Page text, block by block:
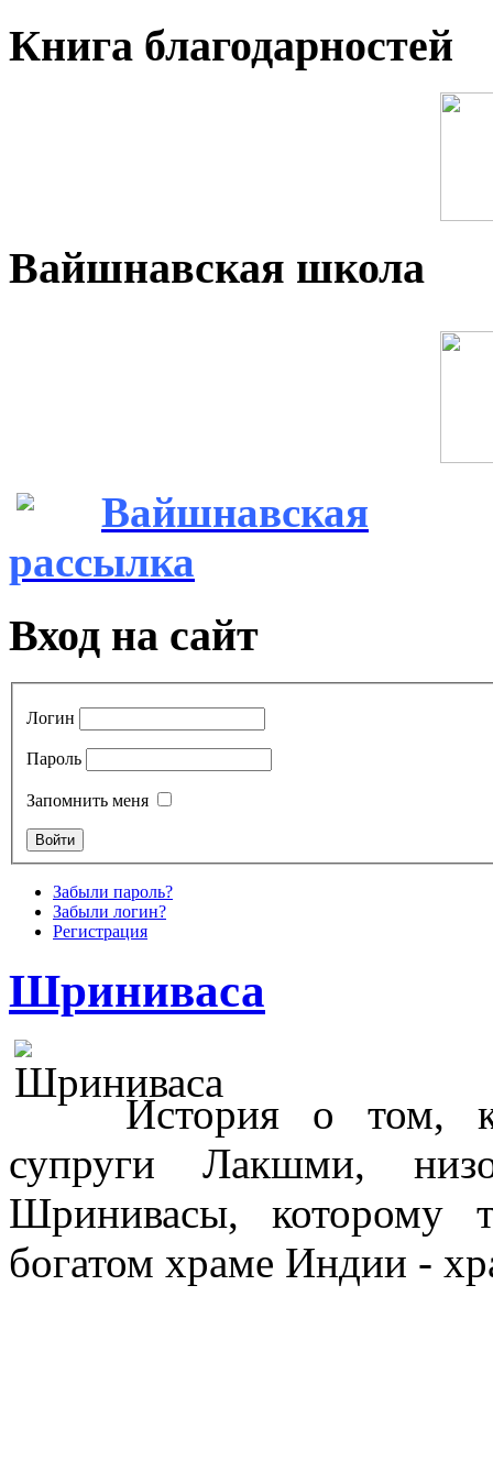
Книга благодарностей
Вайшнавская школа
Вайшнавская
рассылка
Вход на сайт
Логин
Пароль
Запомнить меня
Забыли пароль?
Забыли логин?
Регистрация
Шриниваса
История о том,
супруги Лакшми,
Шринивасы, которому
богатом храме Индии -